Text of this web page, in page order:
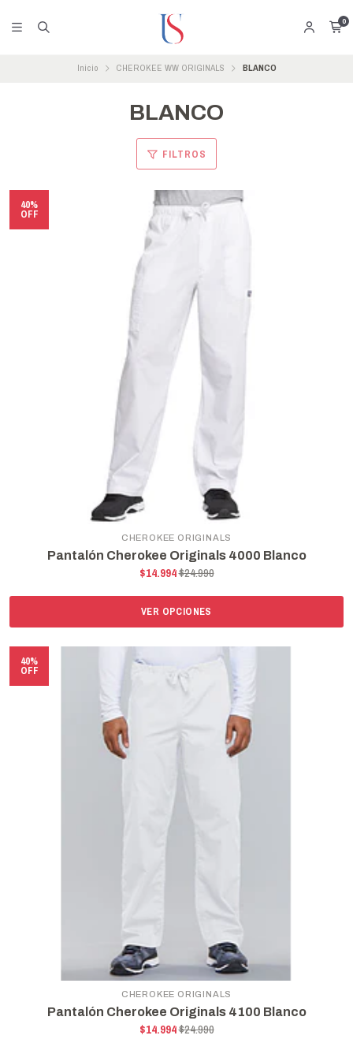
0
Inicio CHEROKEE WW ORIGINALS BLANCO
BLANCO
FILTROS
40%
OFF
CHEROKEE ORIGINALS
Pantalón Cherokee Originals 4000 Blanco
$14.994$24.990
VER OPCIONES
40%
OFF
CHEROKEE ORIGINALS
Pantalón Cherokee Originals 4100 Blanco
$14.994$24.990